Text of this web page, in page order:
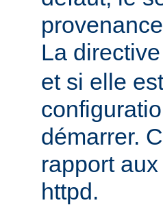
La directive
et si elle
démarrer.
rapport
httpd.